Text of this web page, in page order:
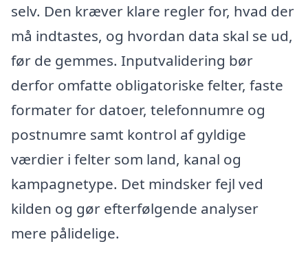
selv. Den kræver klare regler for, hvad der
må indtastes, og hvordan data skal se ud,
før de gemmes. Inputvalidering bør
derfor omfatte obligatoriske felter, faste
formater for datoer, telefonnumre og
postnumre samt kontrol af gyldige
værdier i felter som land, kanal og
kampagnetype. Det mindsker fejl ved
kilden og gør efterfølgende analyser
mere pålidelige.